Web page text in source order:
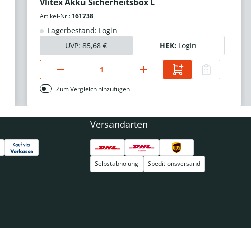
Artikel-Nr.: 161738
Lagerbestand: Login
UVP: 85,68 € HEK: Login
Zum Vergleich hinzufügen
Versandarten
Selbstabholung Speditionsversand